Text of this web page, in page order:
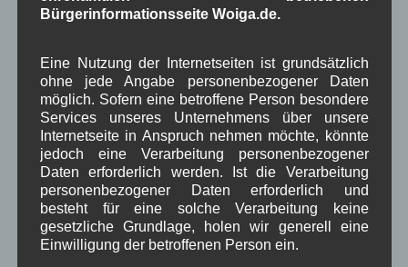
Name*
E-Mail*
Website
Meinen Namen, E-Mail-Adresse und Website in
Bürgerinformationsseite Woiga.de.
Eine Nutzung der Internetseiten ist grundsätzlich
ohne jede Angabe personenbezogener Daten
möglich. Sofern eine betroffene Person besondere
Services unseres Unternehmens über unsere
Internetseite in Anspruch nehmen möchte, könnte
jedoch eine Verarbeitung personenbezogener
Daten erforderlich werden. Ist die Verarbeitung
personenbezogener Daten erforderlich und
besteht für eine solche Verarbeitung keine
gesetzliche Grundlage, holen wir generell eine
Einwilligung der betroffenen Person ein.